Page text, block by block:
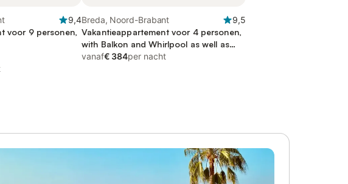
9,4
voor 9 personen,
Breda, Noord-Brabant
9,5
Vakantieappartement voor 4 personen,
with Balkon and Whirlpool as well as
Terras and Sauna
vanaf€ 384per nacht